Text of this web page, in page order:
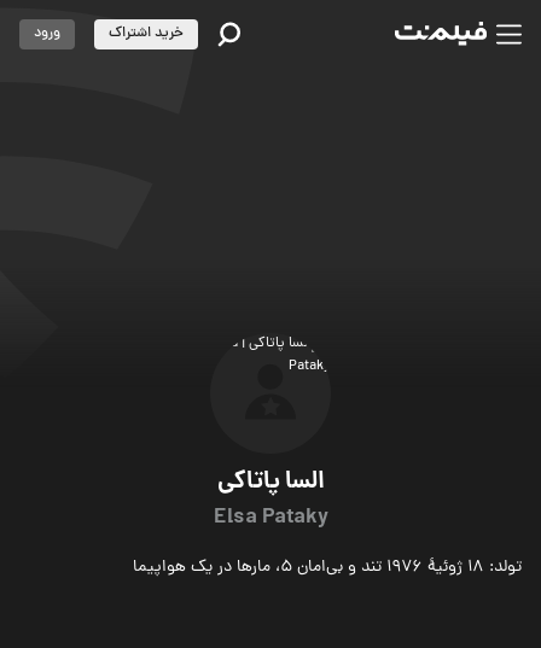
السا پاتاکی
Elsa Pataky
تولد: ۱۸ ژوئیهٔ ۱۹۷۶ تند و بی‌امان ۵، مارها در یک هواپیما
خرید اشتراک ورود